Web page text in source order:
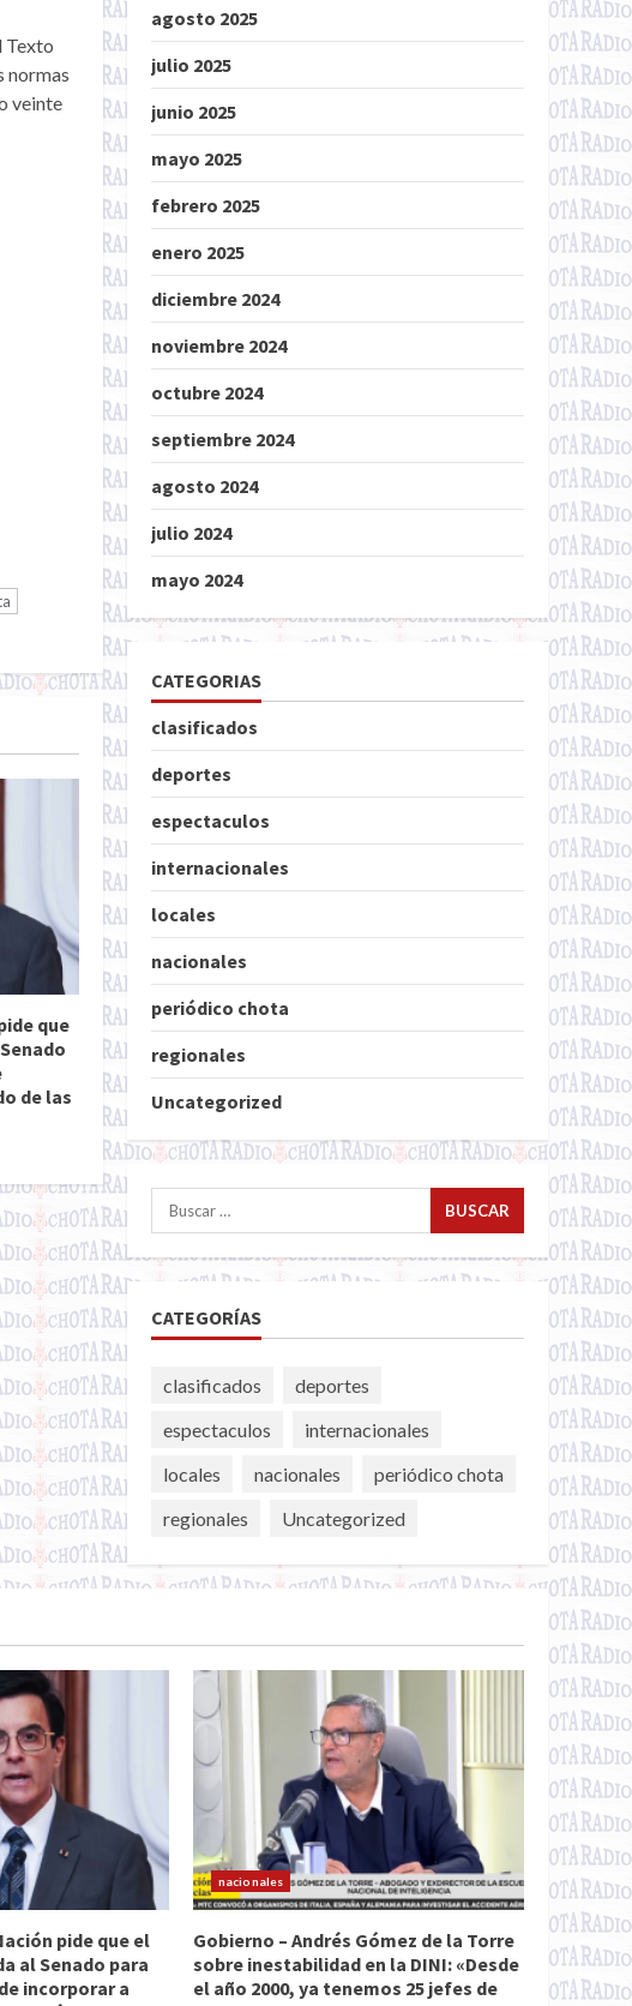
Texto
normas
veinte
que
de las
agosto 2025
julio 2025
junio 2025
mayo 2025
febrero 2025
enero 2025
diciembre 2024
noviembre 2024
octubre 2024
septiembre 2024
agosto 2024
julio 2024
mayo 2024
CATEGORIAS
clasificados
deportes
espectaculos
internacionales
locales
nacionales
periódico chota
regionales
Uncategorized
Buscar:
CATEGORÍAS
clasificados
deportes
espectaculos
internacionales
locales
nacionales
periódico chota
regionales
Uncategorized
pide que el
al Senado para
incorporar a
nacionales
Gobierno – Andrés Gómez de la Torre
sobre inestabilidad en la DINI: «Desde
el año 2000, ya tenemos 25 jefes de